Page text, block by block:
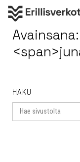
Avainsana:
HAKU
Search
for